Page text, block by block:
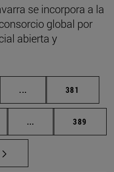
se incorpora a la
global por
abierta y
... Páginas intermedias
Página
381
... Páginas intermedias
Página
389